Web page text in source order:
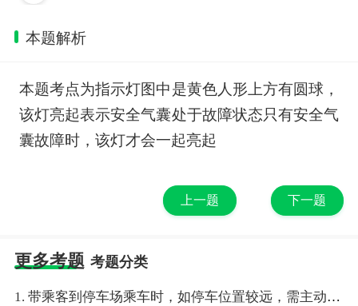
本题解析
本题考点为指示灯图中是黄色人形上方有圆球，
该灯亮起表示安全气囊处于故障状态只有安全气
囊故障时，该灯才会一起亮起
上一题 下一题
更多考题 考题分类
1. 带乘客到停车场乘车时，如停车位置较远，需主动向乘客解释。